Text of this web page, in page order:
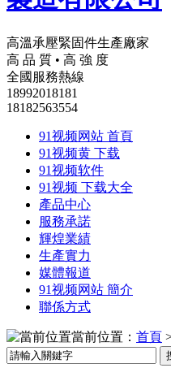
高溫承壓緊固件生產廠家
高 品 質 • 高 強 度
全國服務熱線
18992018181
18182563554
91视频网站 首頁
91视频黄 下载
91视频软件
91视频 下载大全
產品中心
服務承諾
輝煌業績
生產實力
媒體報道
91视频网站 簡介
聯係方式
當前位置： 首頁